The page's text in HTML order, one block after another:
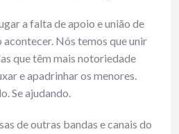
a falta de apoio e união de
Nós temos que unir
que têm mais notoriedade
e apadrinhar os menores.
Se ajudando.
de outras bandas e canais do